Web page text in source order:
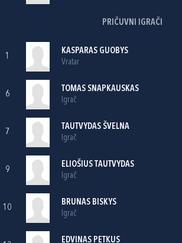
PRIČUVNI IGRAČI
1
KASPARAS GUOBYS
Vratar
6
TOMAS SNAPKAUSKAS
Igrač
7
TAUTVYDAS ŠVELNA
Igrač
9
ELIOŠIUS TAUTVYDAS
Igrač
10
BRUNAS BISKYS
Igrač
EDVINAS PETKUS